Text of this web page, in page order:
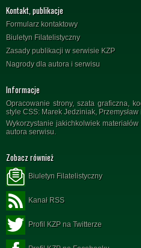
Kontakt, publikacje
Formularz kontaktowy
Biuletyn Filatelistyczny
Zasady publikacji w serwisie KZP
Nagrody dla autora i serwisu
Informacje
Opracowanie strony, szata graficzna,
style CSS: Marek Jedziniak, Przemysław
Wykorzystanie jakichkolwiek
autora serwisu.
Zobacz również
Biuletyn Filatelistyczny
Kanał RSS
Profil KZP na Twitterze